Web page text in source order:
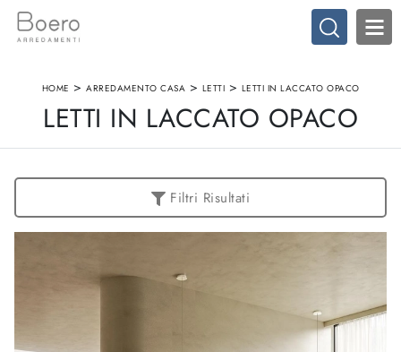
HOME > ARREDAMENTO CASA > LETTI > LETTI IN LACCATO OPACO
LETTI IN LACCATO OPACO
Filtri Risultati